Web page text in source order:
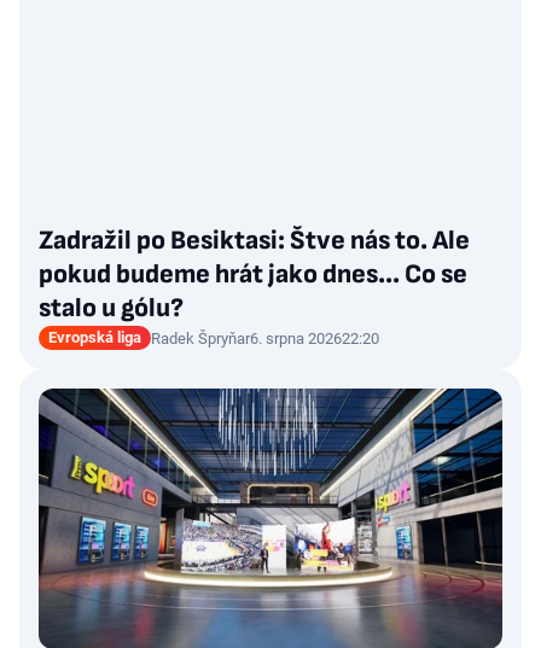
Zadražil po Besiktasi: Štve nás to. Ale
pokud budeme hrát jako dnes... Co se
stalo u gólu?
Evropská liga Radek Špryňar6. srpna 202622:20